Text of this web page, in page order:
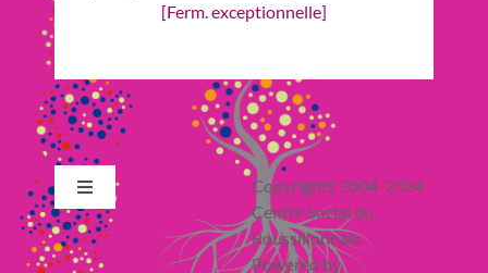
[Ferm. exceptionnelle]
Toggle
Navigation
Retour en Haut
Copyrights 2004-2024
Centre Social du
Roussillonnais
Powered by